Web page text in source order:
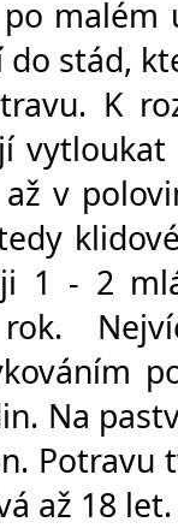
malém
do stád,
K
v
1 - 2
Na
Potravu
až 18 let.